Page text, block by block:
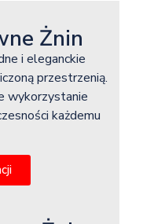
Żnin
i eleganckie
przestrzenią.
wykorzystanie
każdemu